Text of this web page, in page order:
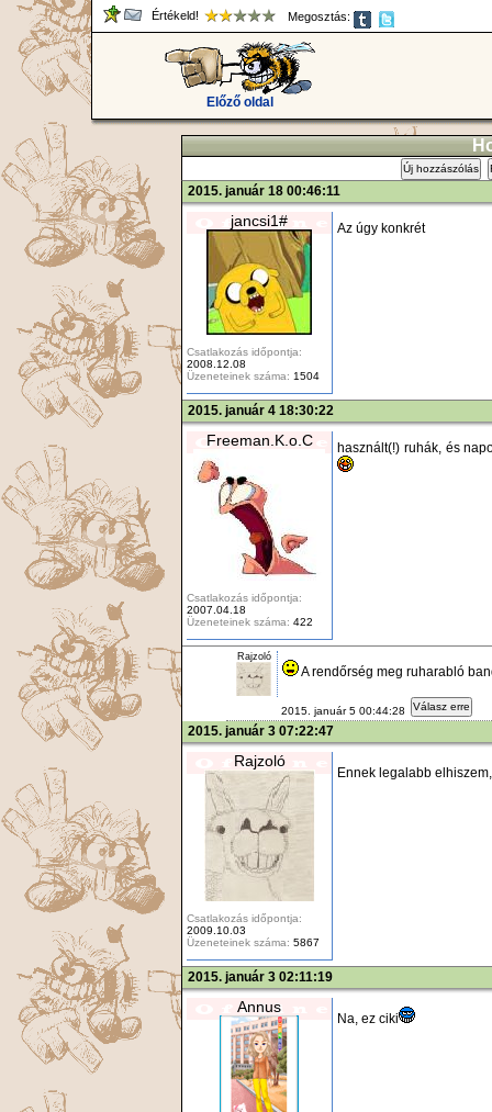
Értékeld! Megosztás:
Előző oldal
Új hozzászólás
2015. január 18 00:46:11
jancsi1#
Csatlakozás időpontja:
2008.12.08
Üzeneteinek száma: 1504
Az úgy konkrét
2015. január 4 18:30:22
Freeman.K.o.C
Csatlakozás időpontja:
2007.04.18
Üzeneteinek száma: 422
használt(!) ruhák, és
Rajzoló
A rendőrség meg ruharabló
2015. január 5 00:44:28 Válasz erre
2015. január 3 07:22:47
Rajzoló
Csatlakozás időpontja:
2009.10.03
Üzeneteinek száma: 5867
Ennek legalabb
2015. január 3 02:11:19
Annus
Na, ez ciki